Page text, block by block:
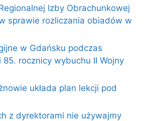
Izby Obrachunkowej
sprawie rozliczania obiadów w
w Gdańsku podczas
85. rocznicy wybuchu II Wojny
układa plan lekcji pod
z dyrektorami nie używajmy